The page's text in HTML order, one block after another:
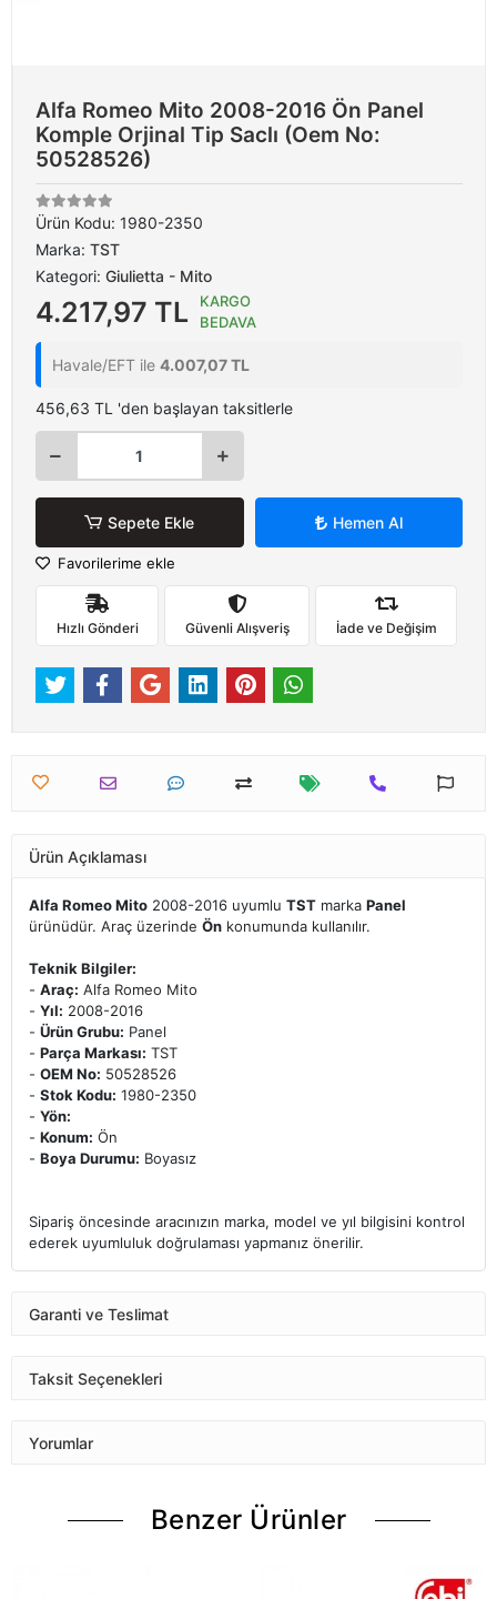
Alfa Romeo Mito 2008-2016 Ön Panel
Komple Orjinal Tip Saclı (Oem No:
50528526)
Ürün Kodu: 1980-2350
Marka: TST
Kategori: Giulietta - Mito
4.217,97 TL
KARGO
BEDAVA
Havale/EFT ile 4.007,07 TL
456,63 TL 'den başlayan taksitlerle
Sepete Ekle Hemen Al
Favorilerime ekle
Hızlı Gönderi Güvenli Alışveriş İade ve Değişim
Ürün Açıklaması
Alfa Romeo Mito 2008-2016 uyumlu TST marka Panel
ürünüdür. Araç üzerinde Ön konumunda kullanılır.
Teknik Bilgiler:
- Araç: Alfa Romeo Mito
- Yıl: 2008-2016
- Ürün Grubu: Panel
- Parça Markası: TST
- OEM No: 50528526
- Stok Kodu: 1980-2350
- Yön:
- Konum: Ön
- Boya Durumu: Boyasız
Sipariş öncesinde aracınızın marka, model ve yıl bilgisini kontrol
ederek uyumluluk doğrulaması yapmanız önerilir.
Garanti ve Teslimat
Taksit Seçenekleri
Yorumlar
Benzer Ürünler